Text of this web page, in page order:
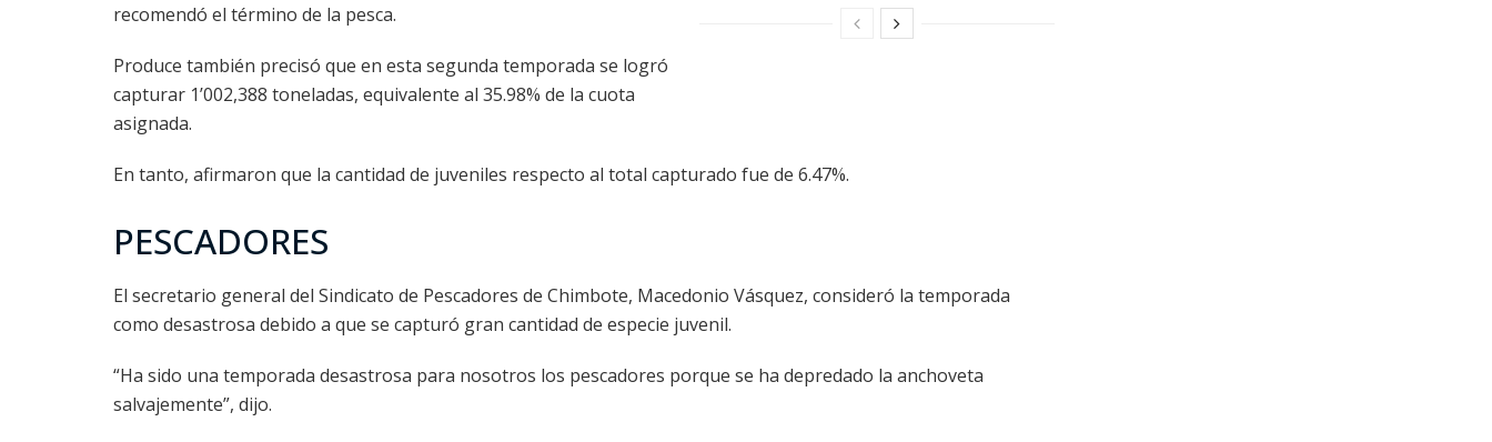
recomendó el término de la pesca.
Produce también precisó que en esta segunda temporada se logró
capturar 1’002,388 toneladas, equivalente al 35.98% de la cuota
asignada.
En tanto, afirmaron que la cantidad de juveniles respecto al total capturado fue de 6.47%.
PESCADORES
El secretario general del Sindicato de Pescadores de Chimbote, Macedonio Vásquez, consideró la temporada
como desastrosa debido a que se capturó gran cantidad de especie juvenil.
“Ha sido una temporada desastrosa para nosotros los pescadores porque se ha depredado la anchoveta
salvajemente”, dijo.